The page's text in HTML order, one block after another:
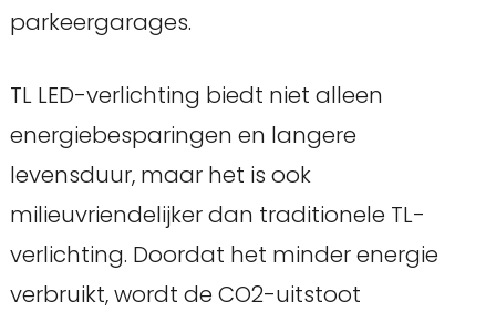
parkeergarages.
TL LED-verlichting biedt niet alleen
energiebesparingen en langere
levensduur, maar het is ook
milieuvriendelijker dan traditionele TL-
verlichting. Doordat het minder energie
verbruikt, wordt de CO2-uitstoot